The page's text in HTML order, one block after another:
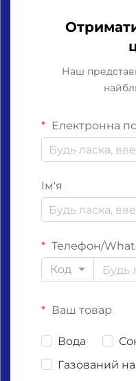
Наш
Електронна
Ім'я
Телефон/
Код
Ваш товар
Вода
Газований